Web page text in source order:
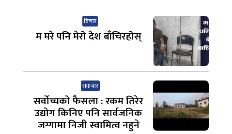
विचार
म मरे पनि मेरो देश बाँचिरहोस्
समाचार
सर्वोच्चको फैसला : रकम तिरेर
उद्योग किनिए पनि सार्वजनिक
जग्गामा निजी स्वामित्व नहुने